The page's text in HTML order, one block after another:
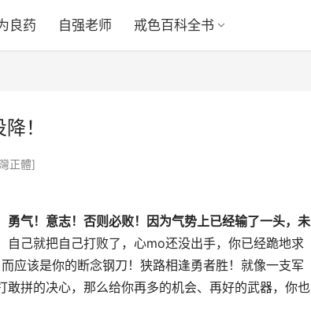
良药 自强老师 戒色百科全书
！
正體]
气！意志！否则必败！因为气势上已经输了一头，未
自己就把自己打败了，心mo还没出手，你已经跪地求
应该是你的断念钢刀！狭路相逢勇者胜！就像一支军
拼的决心，那么给你再多的机会、再好的武器，你也